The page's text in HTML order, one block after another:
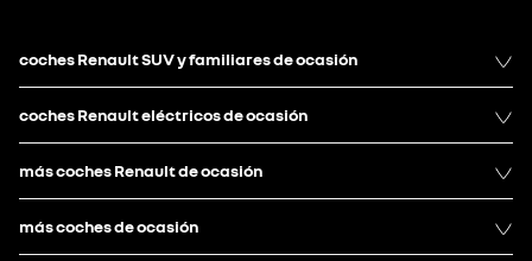
coches Renault SUV y familiares de ocasión
coches Renault eléctricos de ocasión
más coches Renault de ocasión
más coches de ocasión